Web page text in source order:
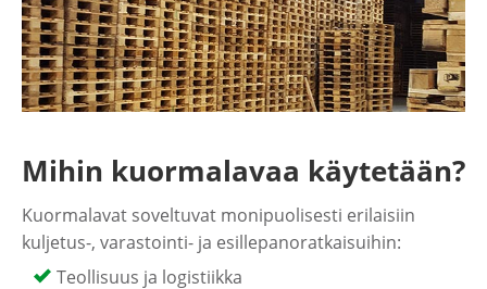
Mihin kuormalavaa käytetään?
Kuormalavat soveltuvat monipuolisesti erilaisiin
kuljetus-, varastointi- ja esillepanoratkaisuihin:
Teollisuus ja logistiikka